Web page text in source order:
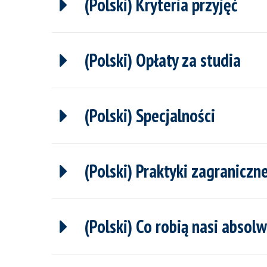
(Polski) Opłaty za studia
(Polski) Specjalności
(Polski) Praktyki
(Polski) Co robią nasi